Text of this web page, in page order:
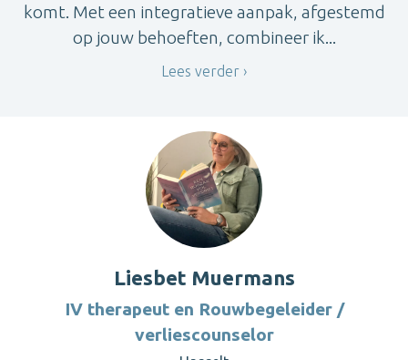
komt. Met een integratieve aanpak, afgestemd
op jouw behoeften, combineer ik...
Lees verder
Liesbet Muermans
IV therapeut en Rouwbegeleider /
verliescounselor